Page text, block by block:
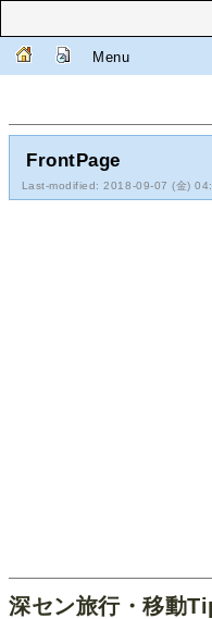
Menu
FrontPage
Last-modified: 2018-09-07 (金)
深セン旅行・移動